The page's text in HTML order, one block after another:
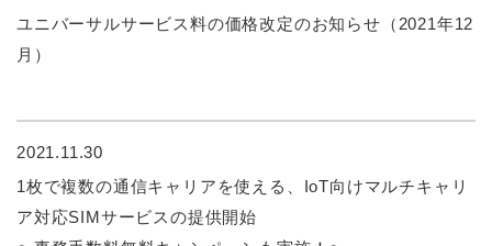
ユニバーサルサービス料の価格改定のお知らせ（2021年12
月）
2021.11.30
1枚で複数の通信キャリアを使える、IoT向けマルチキャリ
ア対応SIMサービスの提供開始